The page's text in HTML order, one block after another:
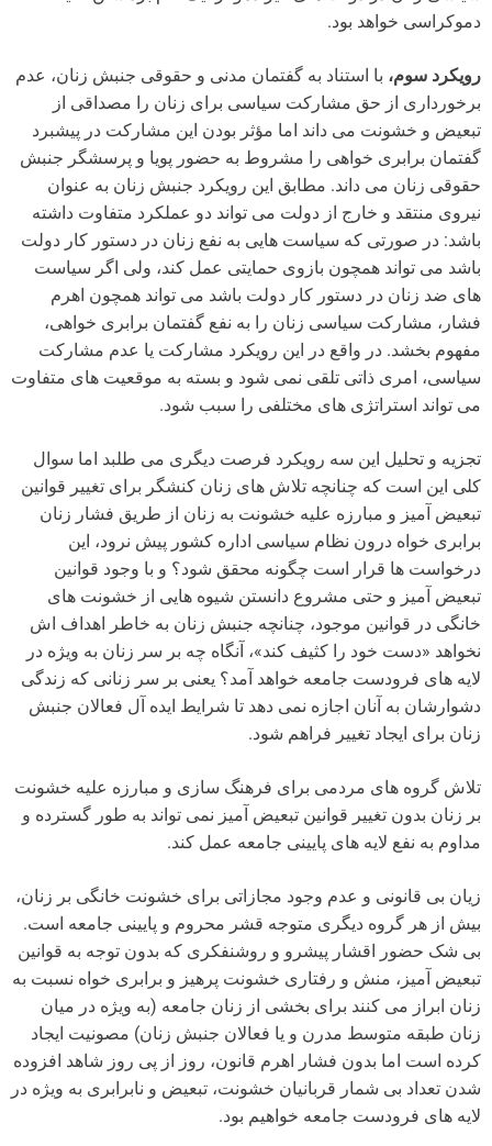
دموکراسی خواهد بود.
رویکرد سوم، با استناد به گفتمان مدنی و حقوقی جنبش زنان، عدم
برخورداری از حق مشارکت سیاسی برای زنان را مصداقی از
تبعیض و خشونت می داند اما مؤثر بودن این مشارکت در پیشبرد
گفتمان برابری خواهی را مشروط به حضور پویا و پرسشگر جنبش
حقوقی زنان می داند. مطابق این رویکرد جنبش زنان به عنوان
نیروی منتقد و خارج از دولت می تواند دو عملکرد متفاوت داشته
باشد: در صورتی که سیاست هایی به نفع زنان در دستور کار دولت
باشد می تواند همچون بازوی حمایتی عمل کند، ولی اگر سیاست
های ضد زنان در دستور کار دولت باشد می تواند همچون اهرم
فشار، مشارکت سیاسی زنان را به نفع گفتمان برابری خواهی،
مفهوم بخشد. در واقع در این رویکرد مشارکت یا عدم مشارکت
سیاسی، امری ذاتی تلقی نمی شود و بسته به موقعیت های متفاوت
می تواند استراتژی های مختلفی را سبب شود.
تجزیه و تحلیل این سه رویکرد فرصت دیگری می طلبد اما سوال
کلی این است که چنانچه تلاش های زنان کنشگر برای تغییر قوانین
تبعیض آمیز و مبارزه علیه خشونت به زنان از طریق فشار زنان
برابری خواه درون نظام سیاسی اداره کشور پیش نرود، ‌این
درخواست ها قرار است چگونه محقق شود؟ و با وجود قوانین
تبعیض آمیز و حتی مشروع دانستن شیوه هایی از خشونت های
خانگی در قوانین موجود، چنانچه جنبش زنان به خاطر اهداف اش
نخواهد «دست خود را کثیف کند»، آنگاه چه بر سر زنان به ویژه در
لایه های فرودست جامعه خواهد آمد؟ یعنی بر سر زنانی که زندگی
دشوارشان به آنان اجازه نمی دهد تا شرایط ایده آل فعالان جنبش
زنان برای ایجاد تغییر فراهم شود.
تلاش گروه های مردمی برای فرهنگ سازی و مبارزه علیه خشونت
بر زنان بدون تغییر قوانین تبعیض آمیز نمی تواند به طور گسترده و
مداوم به نفع لایه های پایینی جامعه عمل کند.
زیان بی قانونی و عدم وجود مجازاتی برای خشونت خانگی بر زنان،
بیش از هر گروه دیگری متوجه قشر محروم و پایینی جامعه است.
بی شک حضور اقشار پیشرو و روشنفکری که بدون توجه به قوانین
تبعیض آمیز، منش و رفتاری خشونت پرهیز و برابری خواه نسبت به
زنان ابراز می کنند برای بخشی از زنان جامعه (به ویژه در میان
زنان طبقه متوسط مدرن و یا فعالان جنبش زنان) مصونیت ایجاد
کرده است اما بدون فشار اهرم قانون، روز از پی روز شاهد افزوده
شدن تعداد بی شمار قربانیان خشونت، تبعیض و نابرابری به ویژه در
لایه های فرودست جامعه خواهیم بود.